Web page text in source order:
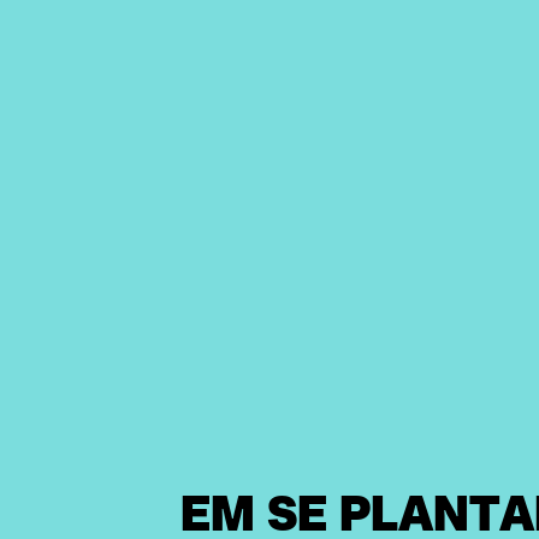
EM SE